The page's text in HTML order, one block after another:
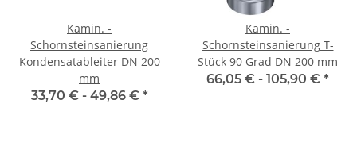
Kamin. -
Schornsteinsanierung
Kondensatableiter DN 200
mm
33,70 € - 49,86 € *
Kamin. -
Schornsteinsanierung T-
Stück 90 Grad DN 200 mm
66,05 € - 105,90 € *